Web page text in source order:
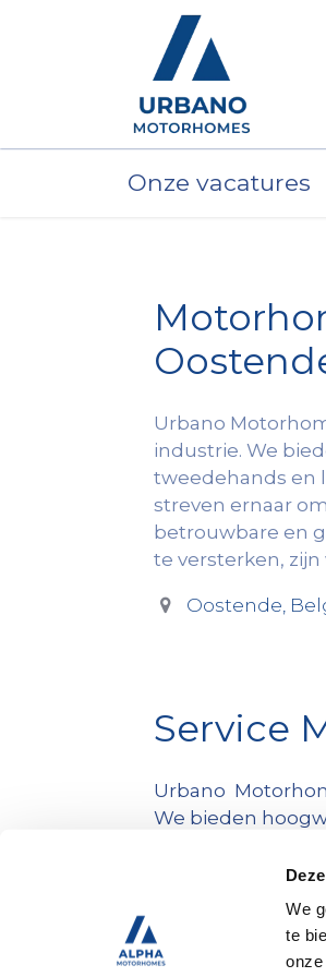
We
te
Onze vacatures
Urbano
industrie. We
tweedehands en
streven ernaar
betrouwbare en
te versterken,
Oostende,
Service
Urbano
We bieden
onze klanten de
onderhouden